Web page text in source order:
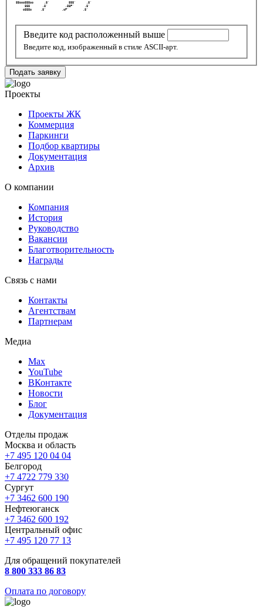
88ooo888oo      .8'           888'      .8'
      888       .8'          .88P'      .8'
     o888o     .8'         .oP'        .8'
Введите код расположенный выше
Введите код, изображенный в стиле ASCII-арт.
Подать заявку
Проекты
Проекты ЖК
Коммерция
Паркинги
Подбор квартиры
Документация
Архив
О компании
Компания
История
Руководство
Вакансии
Благотворительность
Награды
Связь с нами
Контакты
Агентствам
Партнерам
Медиа
Max
YouTube
ВКонтакте
Новости
Блог
Документация
Отделы продаж
Москва и область
+7 495 120 04 04
Белгород
+7 4722 779 330
Сургут
+7 3462 600 190
Нефтеюганск
+7 3462 600 192
Центральный офис
+7 495 120 77 13
Для обращений покупателей
8 800 333 86 83
Оплата по договору